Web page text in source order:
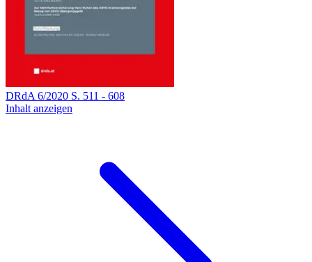
DRdA 6/2020 S. 511 - 608
Inhalt anzeigen